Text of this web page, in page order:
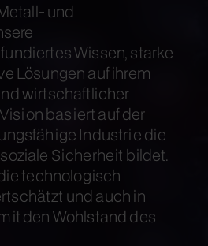
und
Wissen, starke
Lösungen auf ihrem
wirtschaftlicher
basiert auf der
Industrie die
Sicherheit bildet.
technologisch
und auch in
den Wohlstand des